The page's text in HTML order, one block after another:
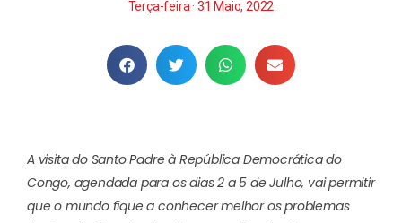
Terça-feira · 31 Maio, 2022
A visita do Santo Padre à República Democrática do
Congo, agendada para os dias 2 a 5 de Julho, vai permitir
que o mundo fique a conhecer melhor os problemas